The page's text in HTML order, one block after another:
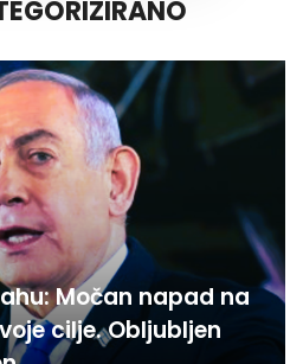
Močan napad na
cilje. Obljubljen